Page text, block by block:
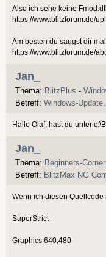
Also ich sehe keine
https://www.blitzforum.de/
Am besten du saugst dir
https://www.blitzforum.de/
Jan_
Thema: BlitzPlus -
Betreff: Windows-
Hallo Olaf, hast du unter
Jan_
Thema: Beginners-Corner
Betreff: BlitzMax NG
Wenn ich diesen Quellcode
SuperStrict
Graphics 640,480